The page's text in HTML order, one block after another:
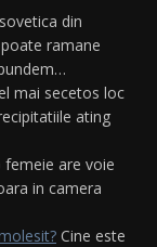
din
ramane
mai secetos loc
ating
femeie are voie
in camera
Cine este